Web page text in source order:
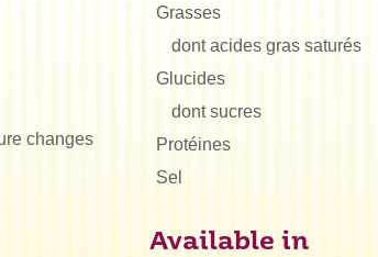
changes
Grasses
dont acides gras saturés
Glucides
dont sucres
Protéines
Sel
Available in